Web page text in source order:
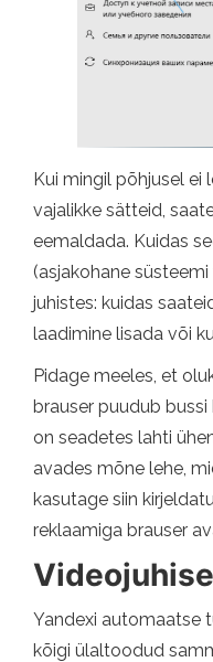
Kui mingil põhjusel ei
vajalikke sätteid,
eemaldada. Kuidas
(asjakohane
juhistes: kuidas
laadimine lisada või
Pidage meeles, et
brauser puudub
on seadetes lahti
avades mõne lehe,
kasutage siin
reklaamiga brauser
Yandexi automaatse
kõigi ülaltoodud